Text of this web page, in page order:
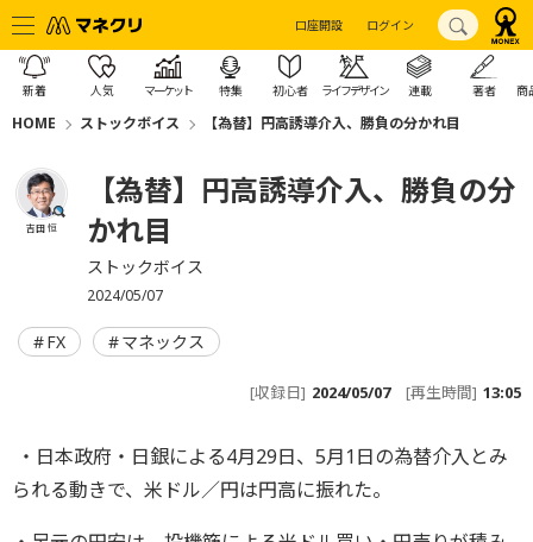
口座開設 ログイン
新着 人気 マーケット 特集 初心者 ライフデザイン 連載 著者 商
HOME ストックボイス 【為替】円高誘導介入、勝負の分かれ目
吉田 恒
【為替】円高誘導介入、勝負の分
かれ目
ストックボイス
2024/05/07
FX マネックス
[収録日] 2024/05/07 [再生時間] 13:05
・日本政府・日銀による4月29日、5月1日の為替介入とみ
られる動きで、米ドル／円は円高に振れた。